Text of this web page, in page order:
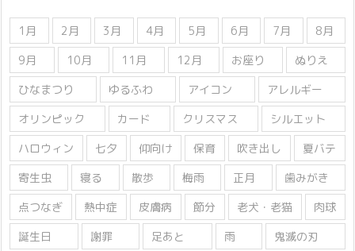
1月 2月 3月 4月 5月 6月 7月
8月
9月
10月 11月 12月 お座り
ぬりえ
ひなまつり
ゆるふわ アイコン
アレルギー
オリンピック
カード クリスマス
シルエット
ハロウィン
七夕 仰向け 保育 吹き出し
夏バテ
寄生虫
寝る 散歩 梅雨 正月
歯みがき
点つなぎ
熱中症 皮膚病 節分 老犬・老猫
肉球
誕生日
謝罪 足あと 雨 鬼滅の刃